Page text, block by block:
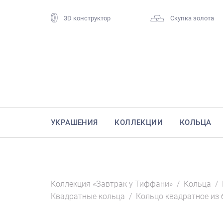
3D конструктор Скупка золота
УКРАШЕНИЯ КОЛЛЕКЦИИ КОЛЬЦА
Коллекция «Завтрак у Тиффани» / Кольца /
Квадратные кольца / Кольцо квадратное